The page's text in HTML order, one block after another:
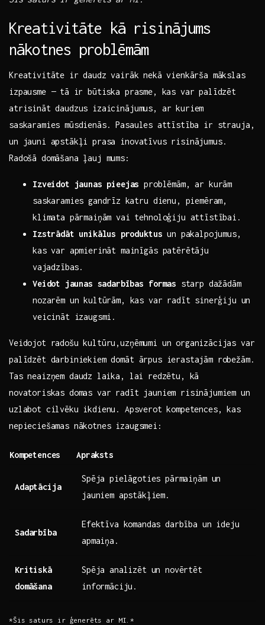
Kreativitāte kā​ risinājums
nākotnes problēmām
Kreativitāte ir daudz‌ vairāk⁣ nekā vienkārša mākslas
izpausme — tā⁢ ir būtiska prasme, kas var palīdzēt
atrisināt daudzus izaicinājumus, ar kuriem⁤
saskaramies mūsdienās. Pasaules ⁣attīstība ir strauja,
un jauni apstākļi prasa inovatīvus risinājumus.
Radošā domāšana ļauj mums:
Izveidot jaunas pieejas problēmām, ar kurām
saskaramies gandrīz ⁤katru dienu, piemēram,
klimata pārmaiņām vai tehnoloģiju attīstībai.
Izstrādāt unikālus ⁢produktus un pakalpojumus,
kas var apmierināt mainīgās patērētāju
⁤vajadzības.
Veidot ⁢jaunas sadarbības formas starp dažādām
nozarēm un kultūrām, kas⁣ var radīt sinerģiju un
veicināt izaugsmi.
Veidojot radošu kultūru,uzņēmumi un organizācijas var⁣
palīdzēt darbiniekiem domāt ārpus ierastajām robežām.
Tas neaizņem daudz⁢ laika, lai redzētu, kā
novatoriskas domas var radīt jauniem risinājumiem un
uzlabot cilvēku ikdienu.⁢ Apsverot kompetences, kas
nepieciešamas nākotnes izaugsmei:
Kompetences Apraksts
Adaptācija
Spēja pielāgoties pārmaiņām un
jauniem apstākļiem.
Sadarbība
Efektīva ‍komandas darbība un ideju
apmaiņa.
Kritiskā
domāšana
Spēja analizēt un novērtēt
informāciju.
*Šis saturs ir ģenerēts ar MI.*